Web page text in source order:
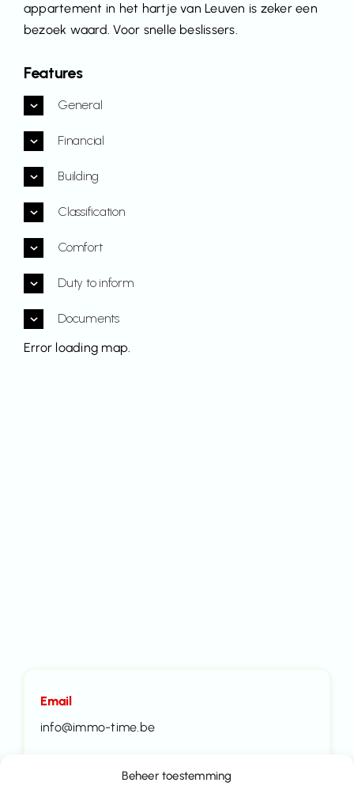
Beheer toestemming
appartement in het hartje van Leuven is zeker een
bezoek waard. Voor snelle beslissers.
Features
General
Financial
Building
Classification
Comfort
Duty to inform
Documents
Email
info@immo-time.be
Error loading map.